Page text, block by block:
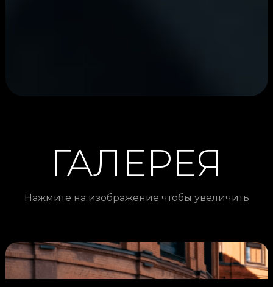
ГАЛЕРЕЯ
Нажмите на изображение чтобы увеличить